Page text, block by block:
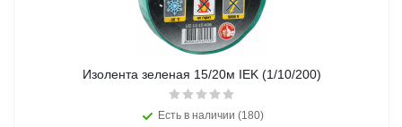
Изолента зеленая 15/20м IEK (1/10/200)
Есть в наличии (180)